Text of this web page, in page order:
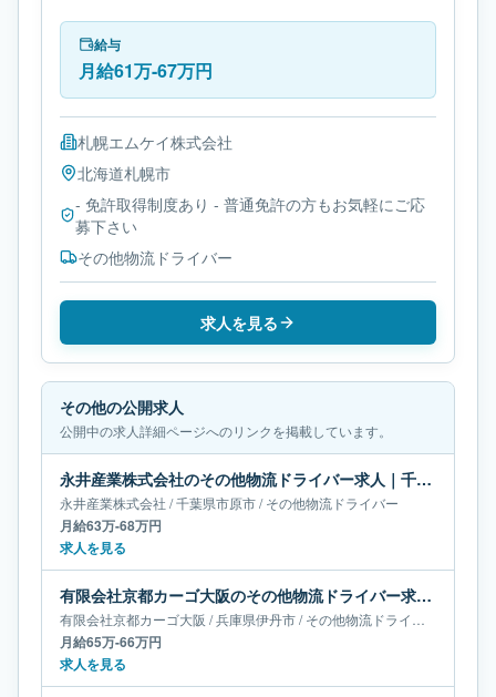
す。必要免許は- 免許取得制度ありです。
給与
月給61万-67万円
札幌エムケイ株式会社
北海道札幌市
- 免許取得制度あり - 普通免許の方もお気軽にご応
募下さい
その他物流ドライバー
求人を見る
その他の公開求人
公開中の求人詳細ページへのリンクを掲載しています。
永井産業株式会社のその他物流ドライバー求人｜千葉県市原市｜月給63万-68万円
永井産業株式会社 /千葉県市原市/その他物流ドライバー
月給63万-68万円
求人を見る
有限会社京都カーゴ大阪のその他物流ドライバー求人｜兵庫県伊丹市｜月給65万-66万円
有限会社京都カーゴ大阪 /兵庫県伊丹市/その他物流ドライバー
月給65万-66万円
求人を見る